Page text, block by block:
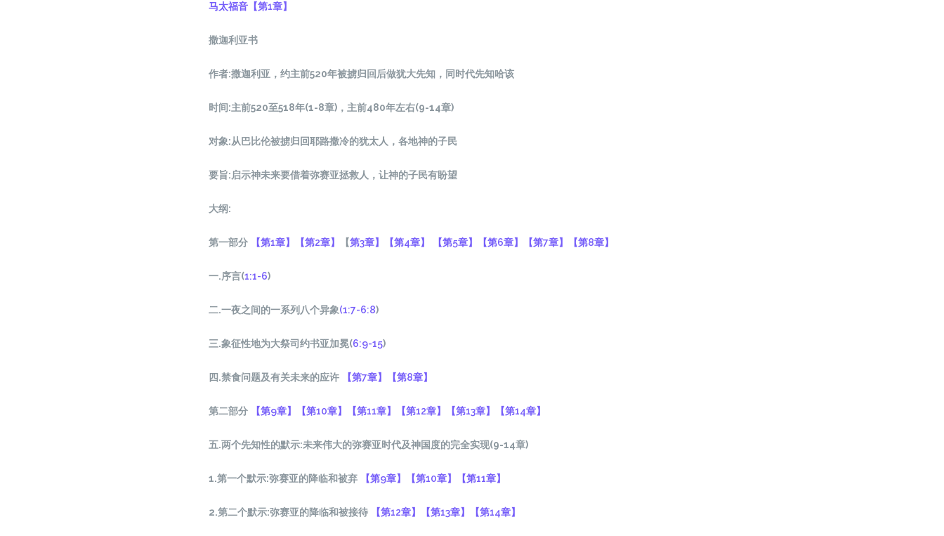
马太福音 【第1章】
撒迦利亚书
作者:撒迦利亚，约主前520年被掳归回后做犹大先知，同时代先知哈该
时间:主前520至518年(1-8章)，主前480年左右(9-14章)
对象:从巴比伦被掳归回耶路撒冷的犹太人，各地神的子民
要旨:启示神未来要借着弥赛亚拯救人，让神的子民有盼望
大纲:
第一部分 【第1章】 【第2章】 【第3章】 【第4章】 【第5章】 【第6章】 【第7章】 【第8章】
一.序言(1:1-6)
二.一夜之间的一系列八个异象(1:7-6:8)
三.象征性地为大祭司约书亚加冕(6:9-15)
四.禁食问题及有关未来的应许 【第7章】 【第8章】
第二部分 【第9章】 【第10章】 【第11章】 【第12章】 【第13章】 【第14章】
五.两个先知性的默示:未来伟大的弥赛亚时代及神国度的完全实现(9-14章)
1.第一个默示:弥赛亚的降临和被弃 【第9章】 【第10章】 【第11章】
2.第二个默示:弥赛亚的降临和被接待 【第12章】 【第13章】 【第14章】